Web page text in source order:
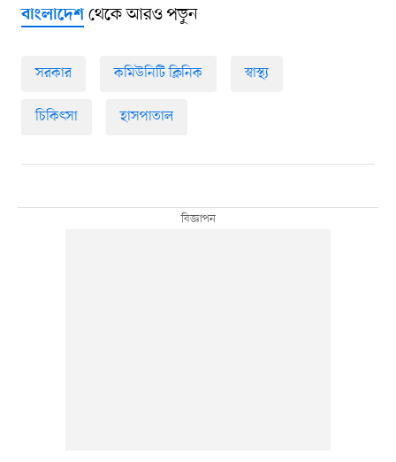
বাংলাদেশথেকে আরও পড়ুন
সরকার কমিউনিটি ক্লিনিক স্বাস্থ্য
চিকিৎসা হাসপাতাল